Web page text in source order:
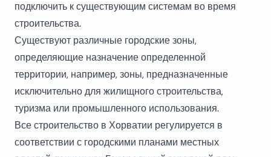
подключить к существующим системам во время
строительства.
Существуют различные городские зоны,
определяющие назначение определенной
территории, например, зоны, предназначенные
исключительно для жилищного строительства,
туризма или промышленного использования.
Все строительство в Хорватии регулируется в
соответствии с городскими планами местных